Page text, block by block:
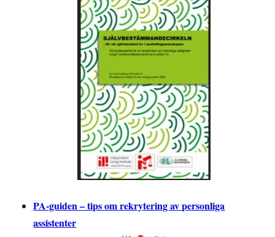
PA-guiden – tips om rekrytering av personliga
assistenter